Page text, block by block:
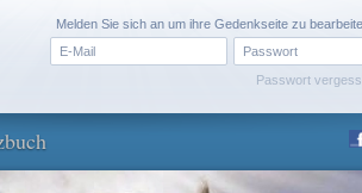
Passwort
Melden Sie sich an um ihre Gedenkseite zu